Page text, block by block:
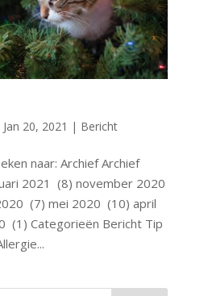
Jan 20, 2021 | Bericht
naar: Archief Archief
2021 (8) november 2020
(7) mei 2020 (10) april
(1) Categorieën Bericht Tip